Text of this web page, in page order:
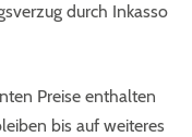
durch Inkasso
Preise enthalten
bis auf weiteres